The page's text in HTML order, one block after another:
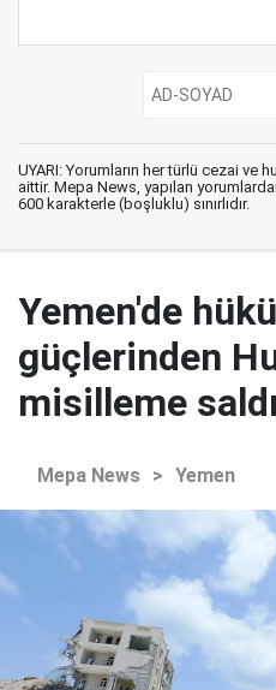
UYARI: Yorumların her türlü cezai ve
aittir. Mepa News, yapılan
600 karakterle (boşluklu) sınırlıdır.
Yemen'de
güçlerinden
misilleme
Mepa News > Yemen